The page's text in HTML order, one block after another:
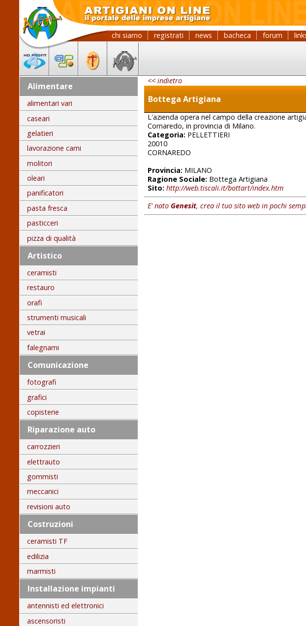
chi siamo registrati news bacheca forum
Alimentare
alimentari vari
caseari
gelatieri
lavorazione carni
molitori
oleari
panificatori
pasta fresca
pasticceri
pizza di qualità
Artistico
ceramisti
restauro
orafi
strumenti musicali
vetrai
falegnami
Comunicazione
fotografi
grafici
copisterie
Riparazione auto
carrozzieri
elettrauto
gommisti
meccanici
revisioni auto
Costruzioni
ceramisti TF
edilizia
marmisti
Installazione impianti
antennisti ed elettronici
ascensoristi
<< indietro
Bottega Artigiana
L'azienda opera nel campo della creazione
Cornaredo, in provincia di Milano.
Categoria: PELLETTIERI
20010
CORNAREDO
Provincia: MILANO
Ragione Sociale: Bottega Artigiana
Sito: http://web.tiscali.it/bottart/index.htm
E' nato Genesit, crea il tuo sito web in pochi